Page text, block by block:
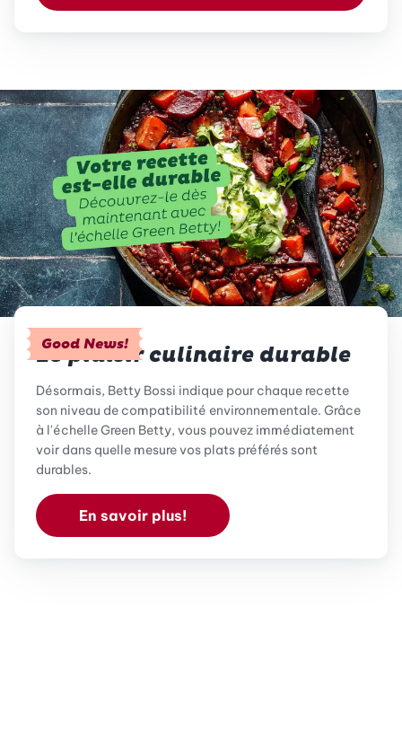
Good News!
Le plaisir culinaire durable
Désormais, Betty Bossi indique pour chaque recette
son niveau de compatibilité environnementale. Grâce
à l'échelle Green Betty, vous pouvez immédiatement
voir dans quelle mesure vos plats préférés sont
durables.
En savoir plus!